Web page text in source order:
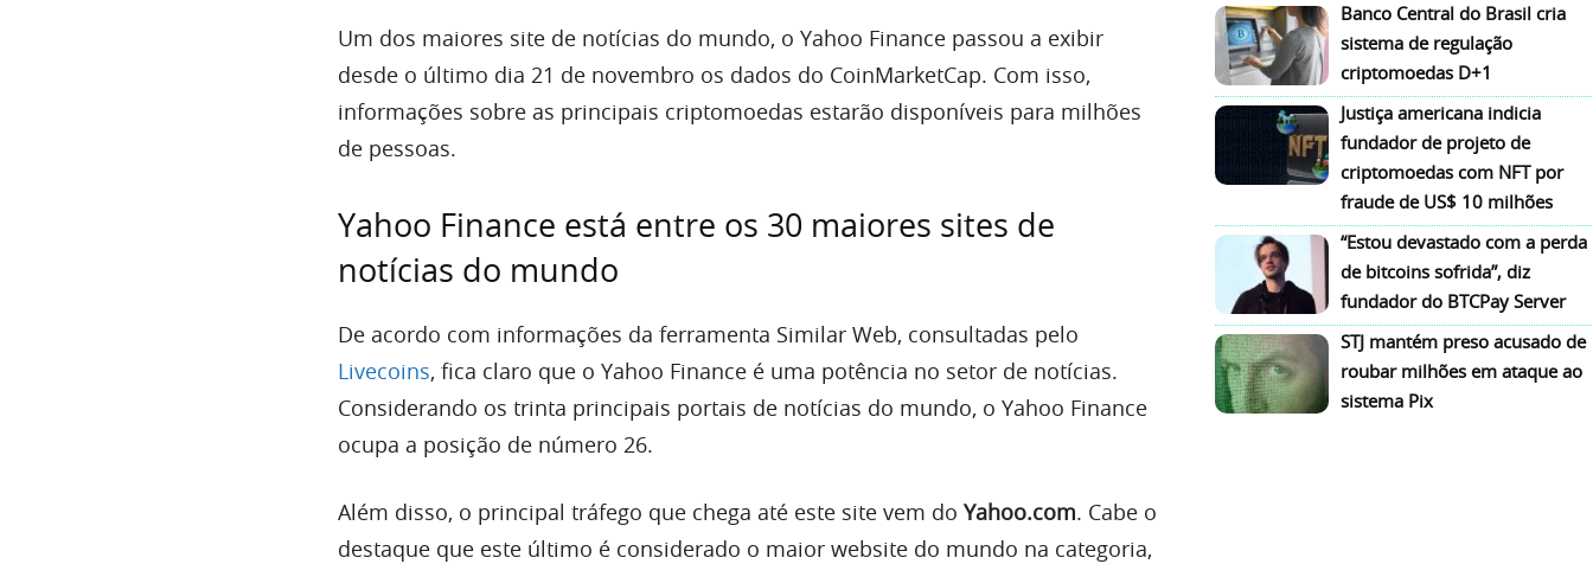
Um dos maiores site de notícias do mundo, o Yahoo Finance passou a exibir
desde o último dia 21 de novembro os dados do CoinMarketCap. Com isso,
informações sobre as principais criptomoedas estarão disponíveis para milhões
de pessoas.
Yahoo Finance está entre os 30 maiores sites de
notícias do mundo
De acordo com informações da ferramenta Similar Web, consultadas pelo
Livecoins, fica claro que o Yahoo Finance é uma potência no setor de notícias.
Considerando os trinta principais portais de notícias do mundo, o Yahoo Finance
ocupa a posição de número 26.
Além disso, o principal tráfego que chega até este site vem do Yahoo.com. Cabe o
destaque que este último é considerado o maior website do mundo na categoria,
Banco Central do Brasil cria
sistema de regulação
criptomoedas D+1
Justiça americana indicia
fundador de projeto de
criptomoedas com NFT por
fraude de US$ 10 milhões
“Estou devastado com a perda
de bitcoins sofrida”, diz
fundador do BTCPay Server
STJ mantém preso acusado de
roubar milhões em ataque ao
sistema Pix